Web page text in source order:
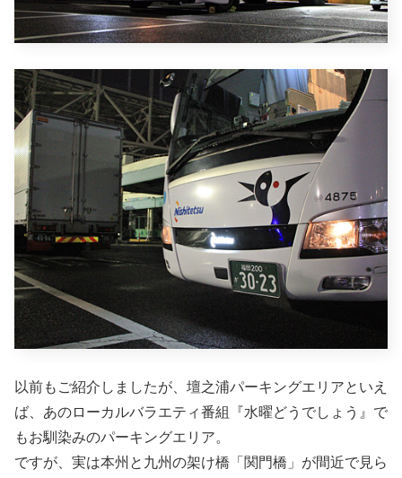
以前もご紹介しましたが、壇之浦パーキングエリアといえ
ば、あのローカルバラエティ番組『水曜どうでしょう』で
もお馴染みのパーキングエリア。
ですが、実は本州と九州の架け橋「関門橋」が間近で見ら